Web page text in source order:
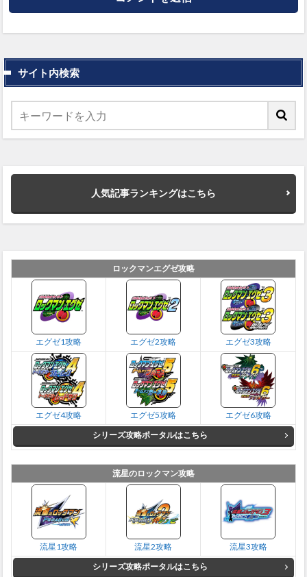
サイト内検索
人気記事ランキングはこちら
ロックマンエグゼ攻略
エグゼ1攻略 エグゼ2攻略 エグゼ3攻略
エグゼ4攻略 エグゼ5攻略
エグゼ6攻略
シリーズ攻略ポータルはこちら
流星のロックマン攻略
流星1攻略 流星2攻略
流星3攻略
シリーズ攻略ポータルはこちら